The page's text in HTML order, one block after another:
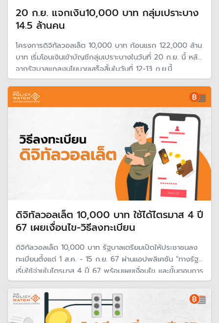
20 ก.ย. แจกเงิน10,000 บาท กลุ่มเปราะบาง
14.5 ล้านคน
โครงการดิจิทัลวอลเล็ต 10,000 บาท ก้อนแรก 122,000 ล้าน
บาท เริ่มโอนเงินเข้าบัญชีกลุ่มเปราะบางในวันที่ 20 ก.ย. นี้ หลัง
จากรัฐบาลแถลงนโยบายเสร็จสิ้นในวันที่ 12-13 ก.ย.นี้
ดิจิทัลวอลเล็ต 10,000 บาท ใช้ได้ไตรมาส 4 ปี
67 เผยเงื่อนไข-วิธีลงทะเบียน
ดิจิทัลวอลเล็ต 10,000 บาท รัฐบาลเตรียมเปิดให้ประชาชนลง
ทะเบียนตั้งแต่ 1 ส.ค. - 15 ก.ย. 67 ผ่านแอปพลิเคชัน "ทางรัฐ"
เริ่มใช้จ่ายในไตรมาส 4 ปี 67 พร้อมเผยเงื่อนไข และขั้นตอนการ
ลงทะเบียน